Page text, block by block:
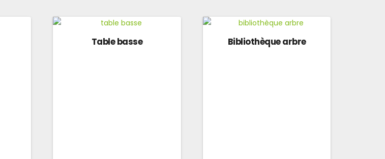
Table basse Bibliothèque arbre